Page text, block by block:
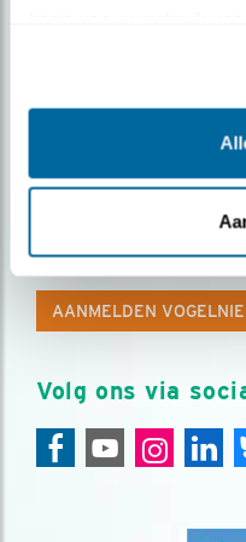
Op de hoogte
Meld je aan en ontvang
AANMELDEN
Volg ons via